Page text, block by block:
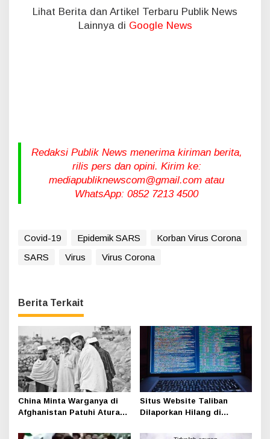
Lihat Berita dan Artikel Terbaru Publik News
Lainnya di Google News
Redaksi Publik News menerima kiriman berita,
rilis pers dan opini. Kirim ke:
mediapubliknewscom@gmail.com atau
WhatsApp: 0852 7213 4500
Covid-19 Epidemik SARS
Korban Virus Corona
SARS
Virus Virus Corona
Berita Terkait
China Minta Warganya di
Afghanistan Patuhi Aturan
Berpakaian
Situs Website Taliban
Dilaporkan Hilang di